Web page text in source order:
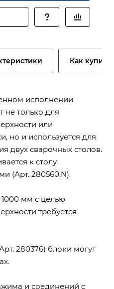
Как купить
исполнении
не только для
или
но и используется для
двух сварочных столов.
к столу
(Арт. 280560.N).
мм с целью
требуется
280376) блоки могут
и соединений с